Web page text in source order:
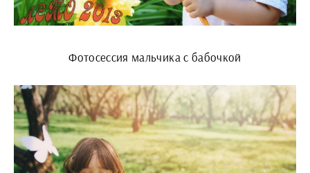
Фотосессия мальчика с бабочкой